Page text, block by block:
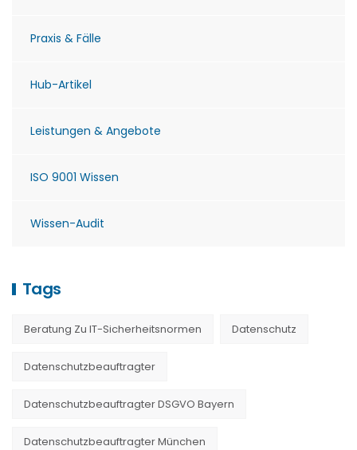
Praxis & Fälle
Hub-Artikel
Leistungen & Angebote
ISO 9001 Wissen
Wissen-Audit
Tags
Beratung Zu IT-Sicherheitsnormen Datenschutz
Datenschutzbeauftragter
Datenschutzbeauftragter DSGVO Bayern
Datenschutzbeauftragter München